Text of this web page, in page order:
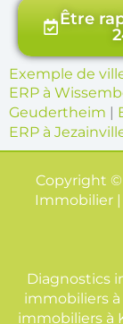
Être
Exemple de
ERP à
Geudertheim |
ERP à
Copyright
Immobilier
Diagnostics
immobiliers
immobiliers à